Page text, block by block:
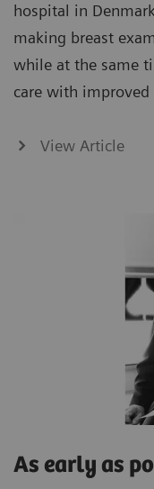
hospital in
making breast
while at the same
care with improved
View Article
As early as